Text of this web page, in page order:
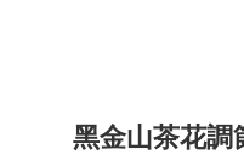
黑金山茶花